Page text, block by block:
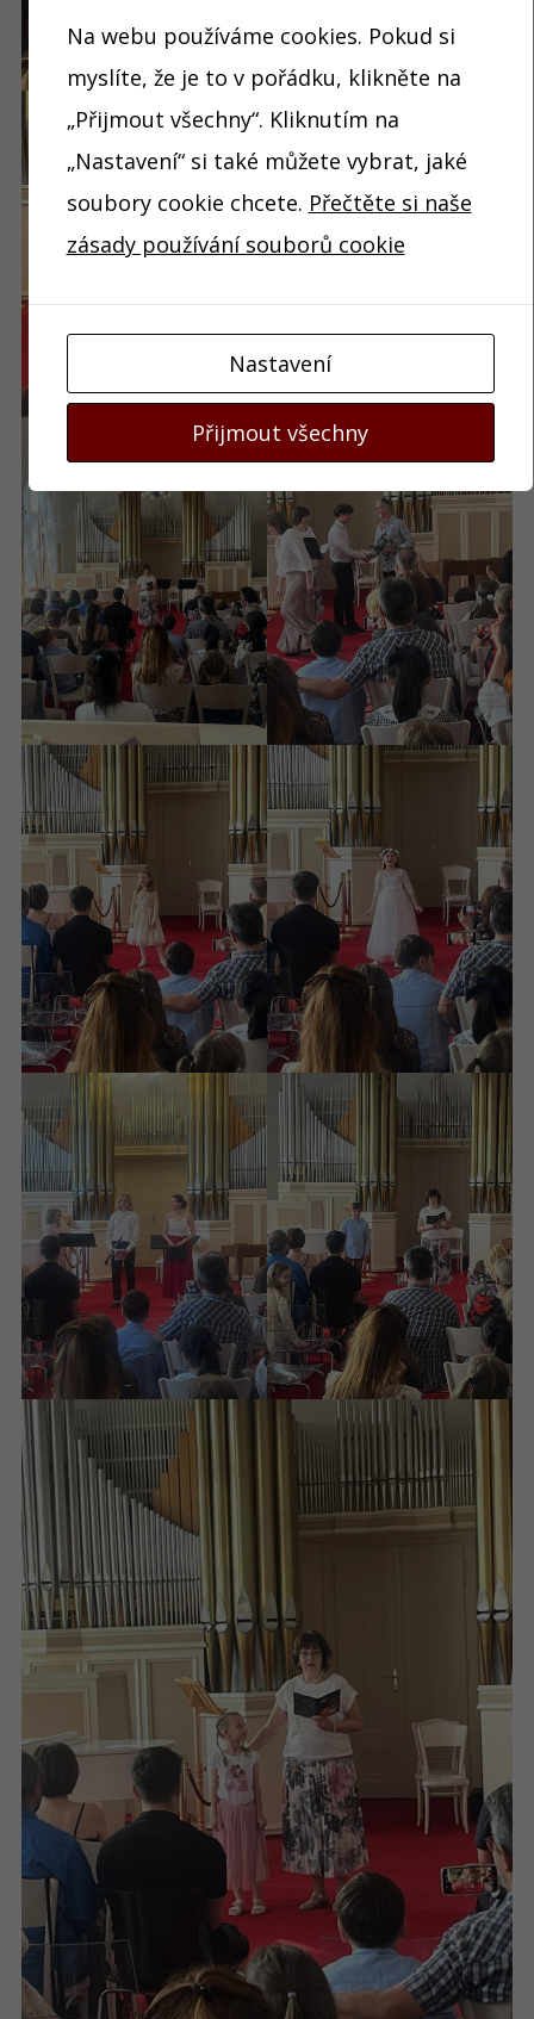
Na webu používáme cookies. Pokud si
myslíte, že je to v pořádku, klikněte na
„Přijmout všechny“. Kliknutím na
„Nastavení“ si také můžete vybrat, jaké
soubory cookie chcete. Přečtěte si naše
zásady používání souborů cookie
Nastavení
Přijmout všechny